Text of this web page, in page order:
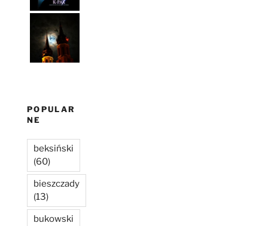
POPULAR
NE
beksiński
(60)
bieszczady
(13)
bukowski